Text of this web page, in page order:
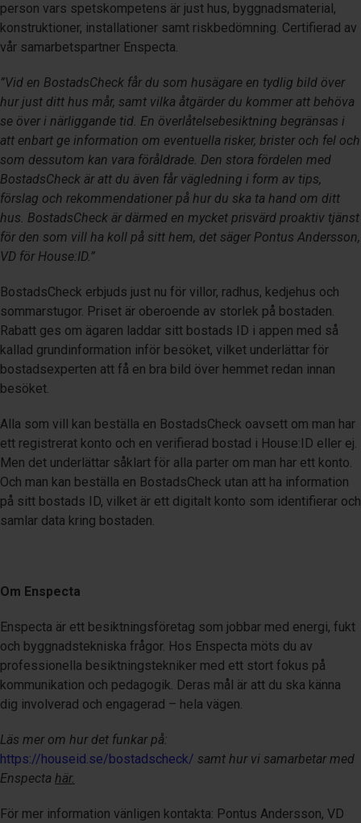
person vars spetskompetens är just hus, byggnadsmaterial,
konstruktioner, installationer samt riskbedömning. Certifierad av
vår samarbetspartner Enspecta.
”Vid en BostadsCheck får du som husägare en tydlig bild över
hur just ditt hus mår, samt vilka åtgärder du kommer att behöva
se över i närliggande tid. En överlåtelsebesiktning begränsas i
att enbart ge information om eventuella risker, brister och fel och
som dessutom kan vara föråldrade. Den stora fördelen med
BostadsCheck är att du även får vägledning i form av tips,
förslag och rekommendationer på hur du ska ta hand om ditt
hus. BostadsCheck är därmed en mycket prisvärd proaktiv tjänst
för den som vill ha koll på sitt hem, det säger Pontus Andersson,
VD för House:ID.”
BostadsCheck erbjuds just nu för villor, radhus, kedjehus och
sommarstugor. Priset är oberoende av storlek på bostaden.
Rabatt ges om ägaren laddar sitt bostads ID i appen med så
kallad grundinformation inför besöket, vilket underlättar för
bostadsexperten att få en bra bild över hemmet redan innan
besöket.
Alla som vill kan beställa en BostadsCheck oavsett om man har
ett registrerat konto och en verifierad bostad i House:ID eller ej.
Men det underlättar såklart för alla parter om man har ett konto.
Och man kan beställa en BostadsCheck utan att ha information
på sitt bostads ID, vilket är ett digitalt konto som identifierar och
samlar data kring bostaden.
Om Enspecta
Enspecta är ett besiktningsföretag som jobbar med energi, fukt
och byggnadstekniska frågor. Hos Enspecta möts du av
professionella besiktningstekniker med ett stort fokus på
kommunikation och pedagogik. Deras mål är att du ska känna
dig involverad och engagerad – hela vägen.
Läs mer om hur det funkar på:
https://houseid.se/bostadscheck/ samt hur vi samarbetar med
Enspecta här.
För mer information vänligen kontakta: Pontus Andersson, VD